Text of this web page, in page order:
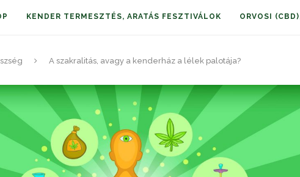
KENDER TERMESZTÉS, ARATÁS FESZTIVÁLOK ORVOSI
A szakralitás, avagy a kenderház a lélek palotája?